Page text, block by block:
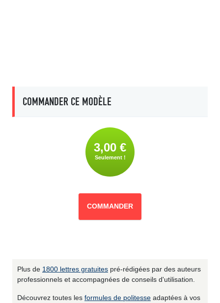
COMMANDER CE MODÈLE
3,00 €
Seulement !
COMMANDER
Plus de 1800 lettres gratuites pré-rédigées par des auteurs
professionnels et accompagnées de conseils d'utilisation.
Découvrez toutes les formules de politesse adaptées à vos